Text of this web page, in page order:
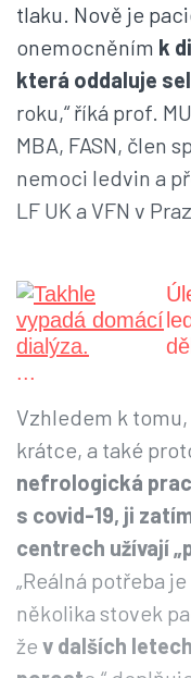
tlaku. Nově je
onemocněním k
která oddaluje
roku,“ říká prof.
MBA, FASN, člen
nemoci ledvin a
LF UK a VFN v
...
Vzhledem k tomu,
krátce, a také
nefrologická
s covid-19, ji
centrech užívají
„Reálná potřeba
několika stovek
že v dalších